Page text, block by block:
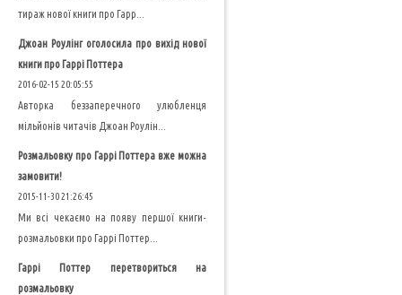
тираж нової книги про Гарр...
Джоан Роулінг оголосила про вихід нової
книги про Гаррі Поттера
2016-02-15 20:05:55
Авторка беззаперечного улюбленця
мільйонів читачів Джоан Роулін...
Розмальовку про Гаррі Поттера вже можна
замовити!
2015-11-30 21:26:45
Ми всі чекаємо на появу першої книги-
розмальовки про Гаррі Поттер...
Гаррі Поттер перетвориться на
розмальовку